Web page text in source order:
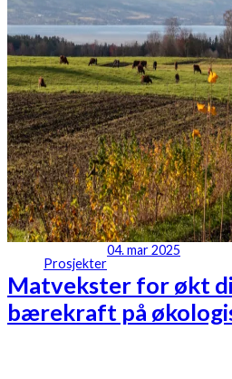
Prosjekter
04. mar 2025
Matvekster for økt
bærekraft på